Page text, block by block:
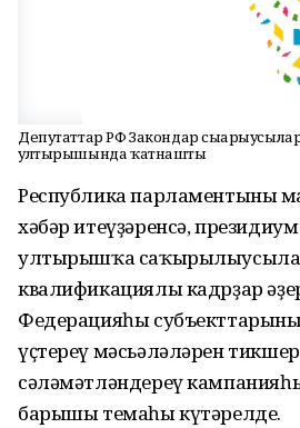
Депутаттар РФ Закондар
ултырышында ҡатнашты
Республика парламентының
хәбәр итеүҙәренсә,
ултырышҡа
квалификациялы кадрҙар
Федерацияһы
үҫтереү мәсьәләләрен
сәләмәтләндереү
барышы темаһы күтәрелде.